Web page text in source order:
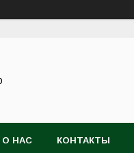
О НАС КОНТАКТЫ